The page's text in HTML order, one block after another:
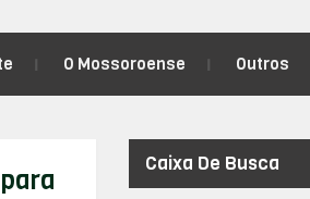
O Mossoroense Outros
Caixa De Busca